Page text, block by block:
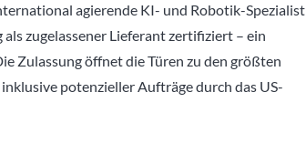
agierende KI- und Robotik-Spezialist
zugelassener Lieferant zertifiziert – ein
Zulassung öffnet die Türen zu den größten
potenzieller Aufträge durch das US-